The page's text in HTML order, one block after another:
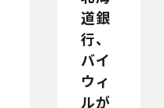
道銀
行、
バイ
ウィ
ルが